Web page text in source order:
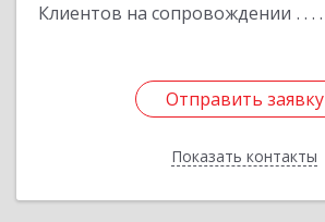
Клиентов на сопровождении
Отправить заявку
Показать контакты
Отправить заявку
Назад